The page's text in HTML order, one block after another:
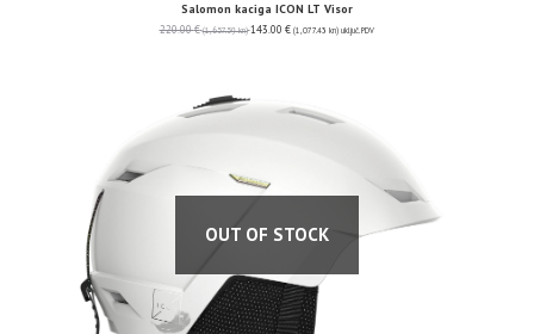
Salomon kaciga ICON LT Visor
220.00€ (1,657.59 kn) 143.00 € (1,077.43 kn) uključ. PDV
OUT OF STOCK